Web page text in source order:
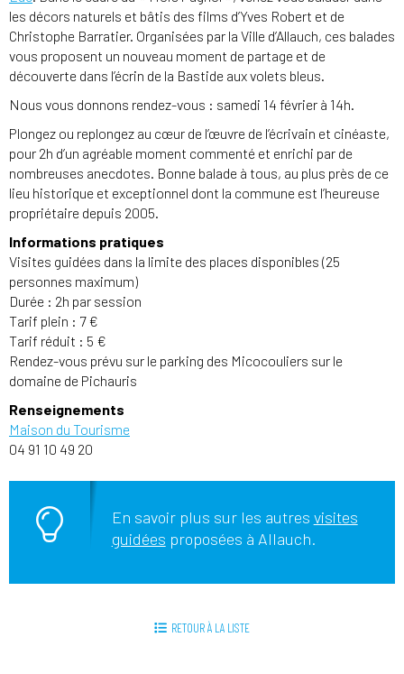
les décors naturels et bâtis des films d’Yves Robert et de
Christophe Barratier. Organisées par la Ville d’Allauch, ces balades
vous proposent un nouveau moment de partage et de
découverte dans l’écrin de la Bastide aux volets bleus.
Nous vous donnons rendez-vous : samedi 14 février à 14h.
Plongez ou replongez au cœur de l’œuvre de l’écrivain et cinéaste,
pour 2h d’un agréable moment commenté et enrichi par de
nombreuses anecdotes. Bonne balade à tous, au plus près de ce
lieu historique et exceptionnel dont la commune est l’heureuse
propriétaire depuis 2005.
Informations pratiques
Visites guidées dans la limite des places disponibles (25
personnes maximum)
Durée : 2h par session
Tarif plein : 7 €
Tarif réduit : 5 €
Rendez-vous prévu sur le parking des Micocouliers sur le
domaine de Pichauris
Renseignements
Maison du Tourisme
04 91 10 49 20
En savoir plus sur les autres visites
guidées proposées à Allauch.
RETOUR À LA LISTE